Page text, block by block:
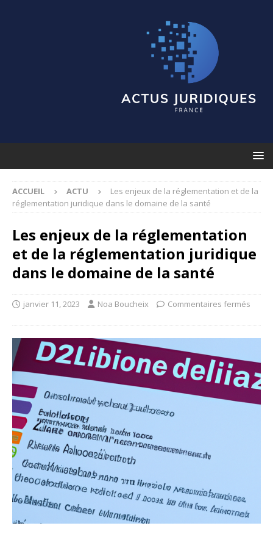
ACCUEIL ACTU
Les enjeux de la réglementation et de la
réglementation juridique dans le domaine de la santé
Les enjeux de la réglementation
et de la réglementation juridique
dans le domaine de la santé
janvier 11, 2023 Noa Boucheix Commentaires fermés